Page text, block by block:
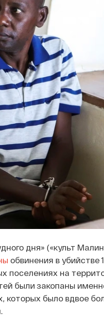
дня» («культ
обвинения в убийстве
поселениях на
были закопаны
было вдвое